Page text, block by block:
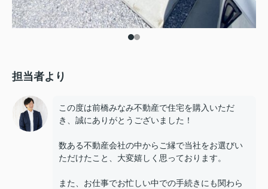
担当者より
この度は前橋みなみ不動産で住宅を購入いただ
き、誠にありがとうございました！
数ある不動産会社の中からご縁で当社をお選びい
ただけたこと、大変嬉しく思っております。
また、お仕事でお忙しい中での手続きにも関わら